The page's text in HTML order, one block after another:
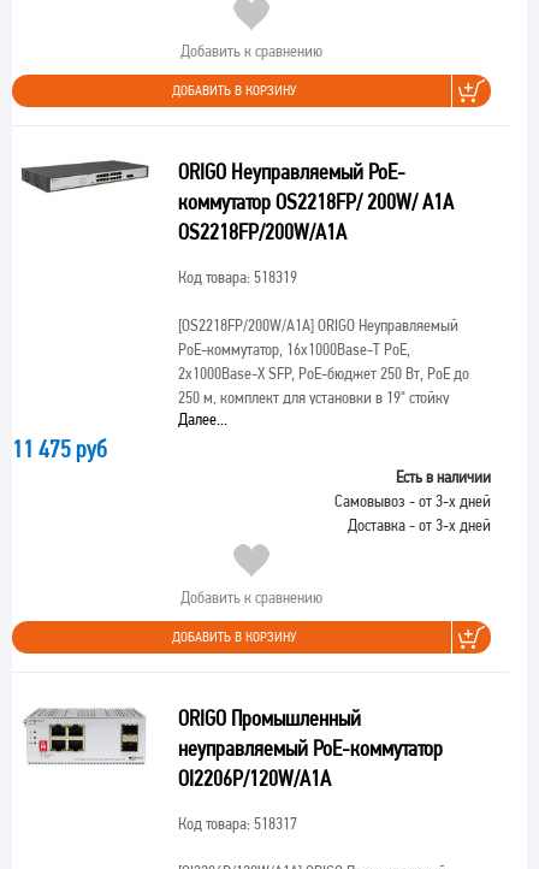
Добавить к сравнению
ДОБАВИТЬ В КОРЗИНУ
ORIGO Неуправляемый PoE-
коммутатор OS2218FP/ 200W/ A1A
OS2218FP/200W/A1A
Код товара: 518319
[OS2218FP/200W/A1A]ORIGO Неуправляемый
PoE-коммутатор, 16x1000Base-T PoE,
2x1000Base-X SFP, PoE-бюджет 250 Вт, PoE до
250 м, комплект для установки в 19" стойку
Далее...
11 475 руб
Есть в наличии
Самовывоз - от 3-х дней
Доставка - от 3-х дней
Добавить к сравнению
ДОБАВИТЬ В КОРЗИНУ
ORIGO Промышленный
неуправляемый PoE-коммутатор
OI2206P/120W/A1A
Код товара: 518317